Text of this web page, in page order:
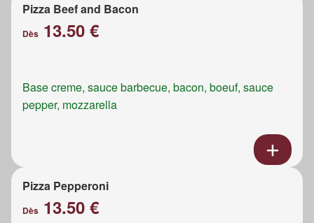
Pizza Beef and Bacon
Dès 13.50 €
Base creme, sauce barbecue, bacon, boeuf, sauce
pepper, mozzarella
Pizza Pepperoni
Dès 13.50 €